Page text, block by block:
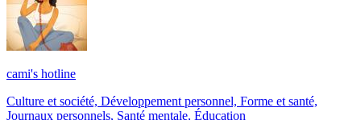
cami's hotline
Culture et société, Développement personnel, Forme et santé,
Journaux personnels, Santé mentale, Éducation